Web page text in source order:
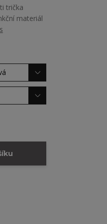
trička
materiál